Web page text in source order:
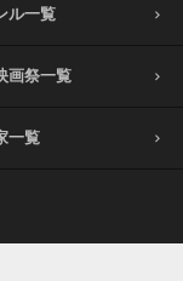
ル一覧
画祭一覧
一覧